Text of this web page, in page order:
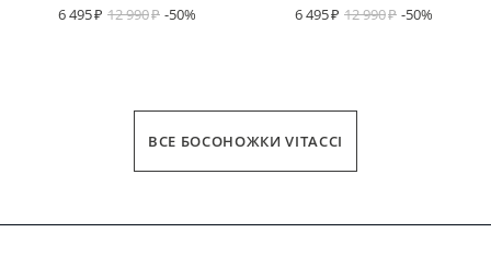
6 495
12 990 -50%
6 495
12 990 -50%
ВСЕ БОСОНОЖКИ VITACCI